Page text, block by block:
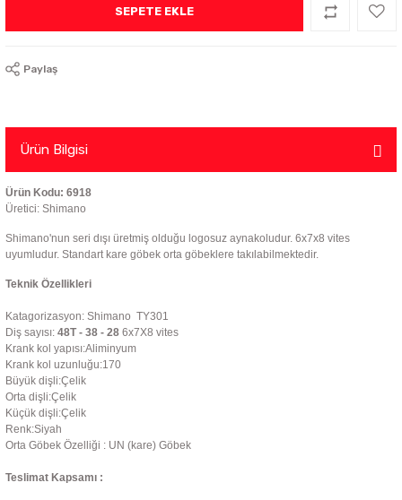
SEPETE EKLE
Paylaş
Ürün Bilgisi
Ürün Kodu: 6918
Üretici: Shimano
Shimano'nun seri dışı üretmiş olduğu logosuz aynakoludur. 6x7x8 vites
uyumludur. Standart kare göbek orta göbeklere takılabilmektedir.
Teknik Özellikleri
Katagorizasyon: Shimano TY301
Diş sayısı: 48T - 38 - 28 6x7X8 vites
Krank kol yapısı:Aliminyum
Krank kol uzunluğu:170
Büyük dişli:Çelik
Orta dişli:Çelik
Küçük dişli:Çelik
Renk:Siyah
Orta Göbek Özelliği : UN (kare) Göbek
Teslimat Kapsamı :